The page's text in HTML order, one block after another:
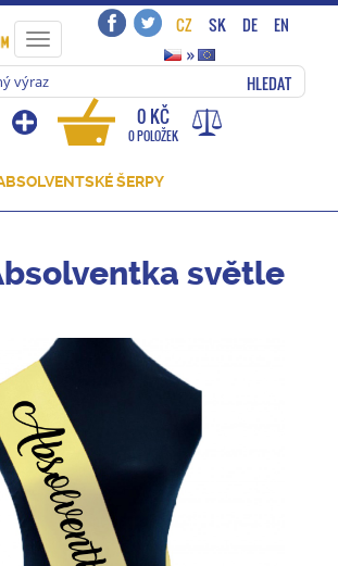
Toggle
navigation
CZ SK DE
EN
»
HLEDAT
0 KČ
0 POLOŽEK
ŠERPY
světle